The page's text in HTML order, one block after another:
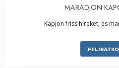
MARADJON
Kapjon friss híreket, és